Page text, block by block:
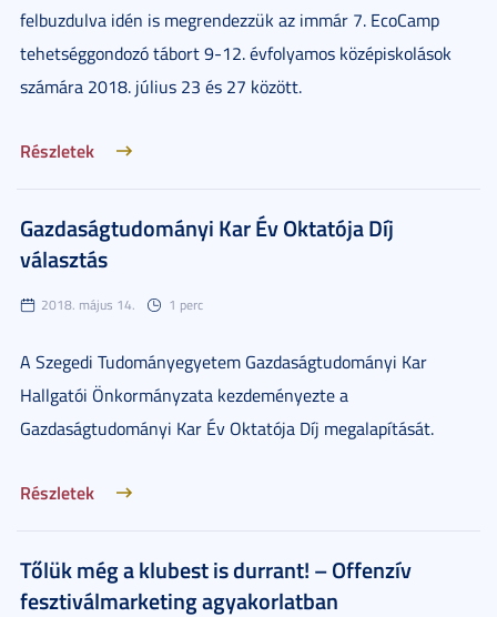
felbuzdulva idén is megrendezzük az immár 7. EcoCamp
tehetséggondozó tábort 9-12. évfolyamos középiskolások
számára 2018. július 23 és 27 között.
Részletek
Gazdaságtudományi Kar Év Oktatója Díj
választás
2018. május 14. 1 perc
A Szegedi Tudományegyetem Gazdaságtudományi Kar
Hallgatói Önkormányzata kezdeményezte a
Gazdaságtudományi Kar Év Oktatója Díj megalapítását.
Részletek
Tőlük még a klubest is durrant! – Offenzív
fesztiválmarketing agyakorlatban